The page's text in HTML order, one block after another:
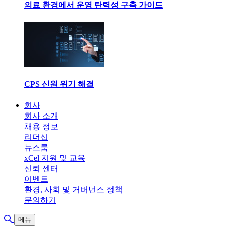
의료 환경에서 운영 탄력성 구축 가이드
CPS 신원 위기 해결
회사
회사 소개
채용 정보
리더십
뉴스룸
xCel 지원 및 교육
신뢰 센터
이벤트
환경, 사회 및 거버넌스 정책
문의하기
검색 토글
메뉴